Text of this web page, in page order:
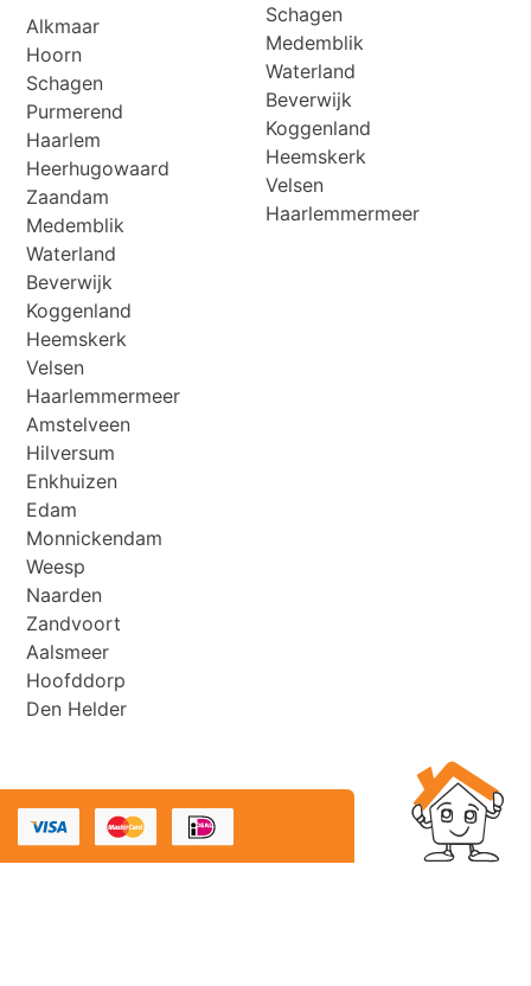
Alkmaar
Hoorn
Schagen
Purmerend
Haarlem
Heerhugowaard
Zaandam
Medemblik
Waterland
Beverwijk
Koggenland
Heemskerk
Velsen
Haarlemmermeer
Amstelveen
Hilversum
Enkhuizen
Edam
Monnickendam
Weesp
Naarden
Zandvoort
Aalsmeer
Hoofddorp
Den Helder
Schagen
Medemblik
Waterland
Beverwijk
Koggenland
Heemskerk
Velsen
Haarlemmermeer